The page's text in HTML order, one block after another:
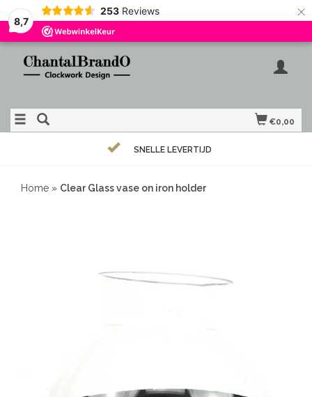
8,7
253 Reviews ×
€0,00
SNELLE LEVERTIJD
Home » Clear Glass vase on iron holder